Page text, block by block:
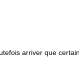
arriver que